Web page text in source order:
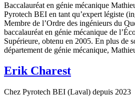
Baccalauréat en génie mécanique
Pyrotech BEI en tant qu’expert légiste
Membre de l’Ordre des ingénieurs du
baccalauréat en génie mécanique de
Supérieure, obtenu en 2005. En plus de
département de génie mécanique,
Erik Charest
Chez Pyrotech BEI (Laval) depuis 2023